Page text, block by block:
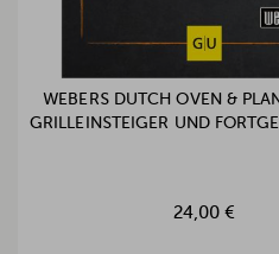
WEBERS DUTCH OVEN &
GRILLEINSTEIGER UND
24,00 €